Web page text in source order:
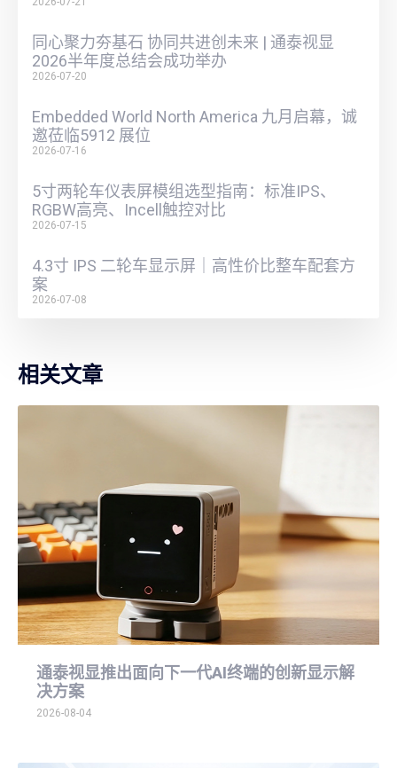
同心聚力夯基石 协同共进创未来 | 通泰视显
2026半年度总结会成功举办
2026-07-20
Embedded World North America 九月启幕，诚
邀莅临5912 展位
2026-07-16
5寸两轮车仪表屏模组选型指南：标准IPS、
RGBW高亮、Incell触控对比
2026-07-15
4.3寸 IPS 二轮车显示屏｜高性价比整车配套方
案
2026-07-08
相关文章
通泰视显推出面向下一代AI终端的创新显示解
决方案
2026-08-04